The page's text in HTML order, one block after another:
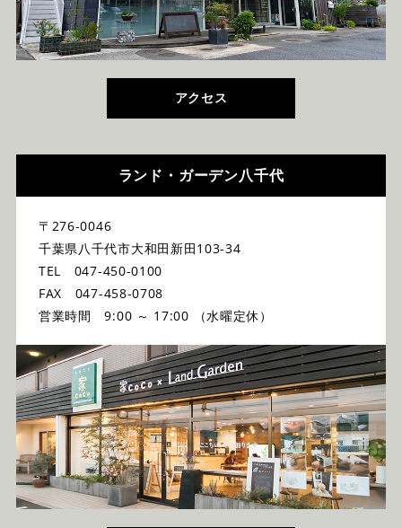
アクセス
ランド・ガーデン八千代
〒276-0046
千葉県八千代市大和田新田103-34
TEL 047-450-0100
FAX 047-458-0708
営業時間 9:00 ～ 17:00 （水曜定休）